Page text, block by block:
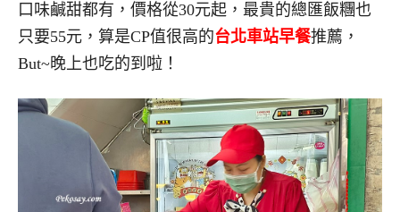
口味鹹甜都有，價格從30元起，最貴的總匯飯糰也
只要55元，算是CP值很高的台北車站早餐推薦，
But~晚上也吃的到啦！